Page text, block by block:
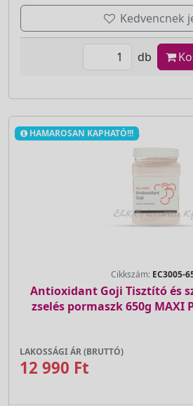
Kedvencnek
db
HAMAROSAN KAPHATÓ!!!
Cikkszám: EC3005-
Antioxidant Goji Tisztító és
zselés pormaszk 650g MAXI
LAKOSSÁGI ÁR (BRUTTÓ)
12 990 Ft